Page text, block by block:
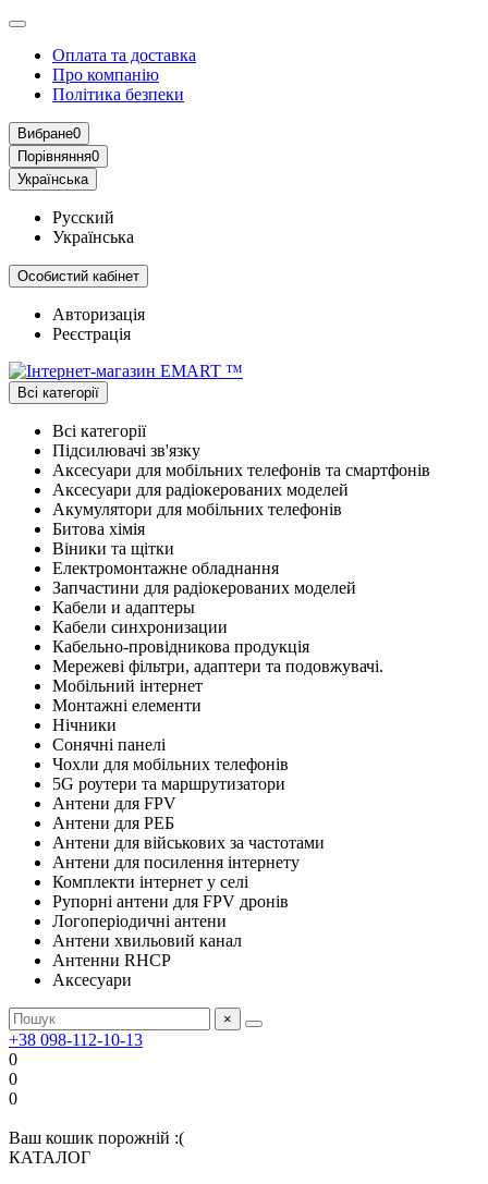
Оплата та доставка
Про компанію
Політика безпеки
Вибране0
Порівняння0
Українська
Русский
Українська
Особистий кабінет
Авторизація
Реєстрація
Всі категорії
Всі категорії
Підсилювачі зв'язку
Аксесуари для мобільних телефонів та смартфонів
Аксесуари для радіокерованих моделей
Акумулятори для мобільних телефонів
Битова хімія
Віники та щітки
Електромонтажне обладнання
Запчастини для радіокерованих моделей
Кабели и адаптеры
Кабели синхронизации
Кабельно-провідникова продукція
Мережеві фільтри, адаптери та подовжувачі.
Мобільний інтернет
Монтажні елементи
Нічники
Сонячні панелі
Чохли для мобільних телефонів
5G роутери та маршрутизатори
Антени для FPV
Антени для РЕБ
Антени для військових за частотами
Антени для посилення інтернету
Комплекти інтернет у селі
Рупорні антени для FPV дронів
Логоперіодичні антени
Антени хвильовий канал
Антенни RHCP
Аксесуари
×
+38 098-112-10-13
0
0
0
Ваш кошик порожній :(
КАТАЛОГ